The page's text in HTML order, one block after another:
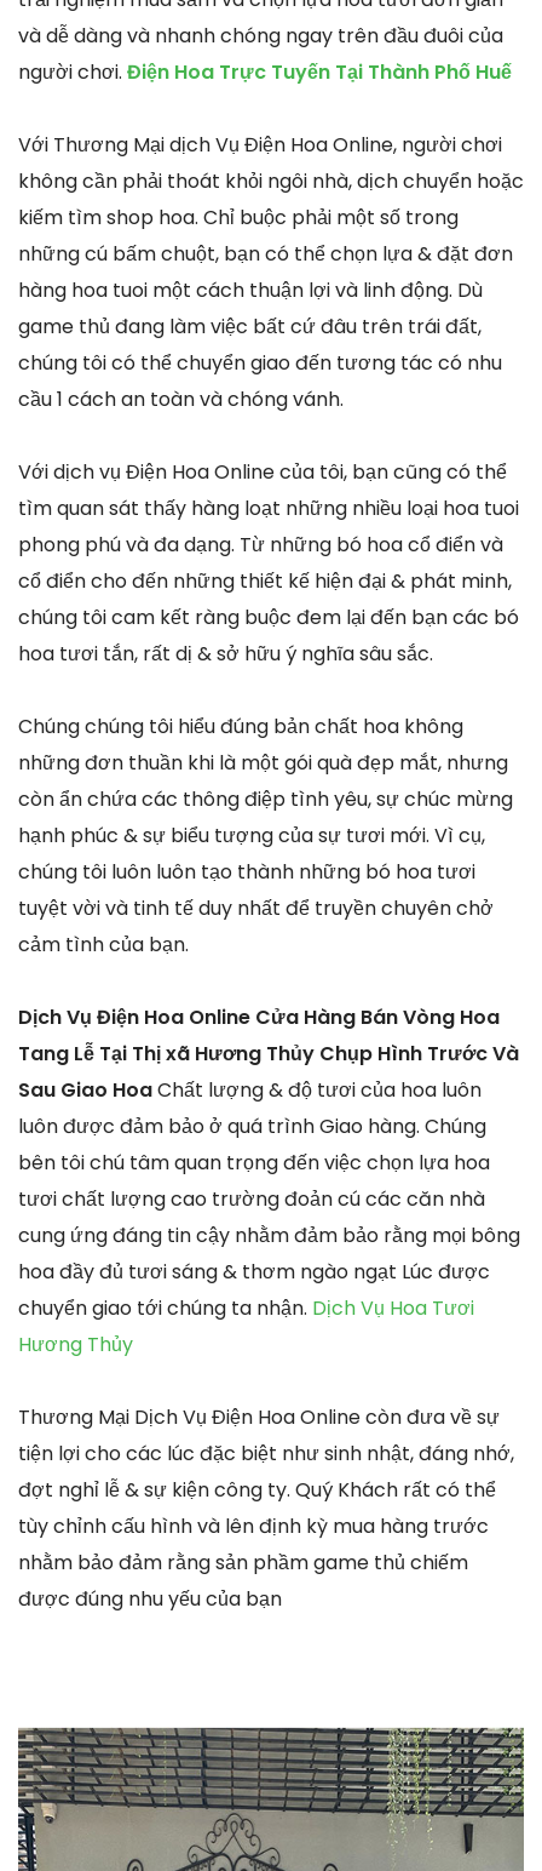
và dễ dàng và nhanh chóng ngay trên đầu đuôi của
người chơi. Điện Hoa Trực Tuyến Tại Thành Phố Huế
Với Thương Mại dịch Vụ Điện Hoa Online, người chơi
không cần phải thoát khỏi ngôi nhà, dịch chuyển hoặc
kiếm tìm shop hoa. Chỉ buộc phải một số trong
những cú bấm chuột, bạn có thể chọn lựa & đặt đơn
hàng hoa tuoi một cách thuận lợi và linh động. Dù
game thủ đang làm việc bất cứ đâu trên trái đất,
chúng tôi có thể chuyển giao đến tương tác có nhu
cầu 1 cách an toàn và chóng vánh.
Với dịch vụ Điện Hoa Online của tôi, bạn cũng có thể
tìm quan sát thấy hàng loạt những nhiều loại hoa tuoi
phong phú và đa dạng. Từ những bó hoa cổ điển và
cổ điển cho đến những thiết kế hiện đại & phát minh,
chúng tôi cam kết ràng buộc đem lại đến bạn các bó
hoa tươi tắn, rất dị & sở hữu ý nghĩa sâu sắc.
Chúng chúng tôi hiểu đúng bản chất hoa không
những đơn thuần khi là một gói quà đẹp mắt, nhưng
còn ẩn chứa các thông điệp tình yêu, sự chúc mừng
hạnh phúc & sự biểu tượng của sự tươi mới. Vì cụ,
chúng tôi luôn luôn tạo thành những bó hoa tươi
tuyệt vời và tinh tế duy nhất để truyền chuyên chở
cảm tình của bạn.
Dịch Vụ Điện Hoa Online Cửa Hàng Bán Vòng Hoa
Tang Lễ Tại Thị xã Hương Thủy Chụp Hình Trước Và
Sau Giao HoaChất lượng & độ tươi của hoa luôn
luôn được đảm bảo ở quá trình Giao hàng. Chúng
bên tôi chú tâm quan trọng đến việc chọn lựa hoa
tươi chất lượng cao trường đoản cú các căn nhà
cung ứng đáng tin cậy nhằm đảm bảo rằng mọi bông
hoa đầy đủ tươi sáng & thơm ngào ngạt Lúc được
chuyển giao tới chúng ta nhận. Dịch Vụ Hoa Tươi
Hương Thủy
Thương Mại Dịch Vụ Điện Hoa Online còn đưa về sự
tiện lợi cho các lúc đặc biệt như sinh nhật, đáng nhớ,
đợt nghỉ lễ & sự kiện công ty. Quý Khách rất có thể
tùy chỉnh cấu hình và lên định kỳ mua hàng trước
nhằm bảo đảm rằng sản phầm game thủ chiếm
được đúng nhu yếu của bạn